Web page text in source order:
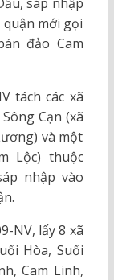
mới gọi
đảo Cam
tách các xã
Cạn (xã
và một
Lộc) thuộc
nhập vào
NV, lấy 8 xã
Hòa, Suối
Cam Linh,